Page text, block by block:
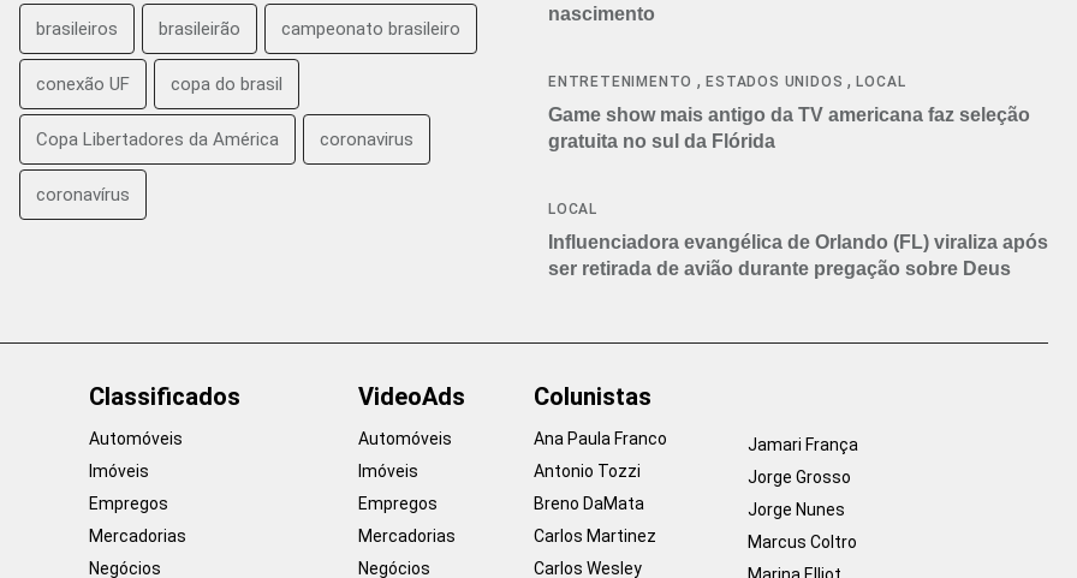
brasileiros brasileirão campeonato brasileiro
conexão UF copa do brasil
Copa Libertadores da América coronavirus
coronavírus
nascimento
ENTRETENIMENTO ,ESTADOS UNIDOS ,LOCAL
Game show mais antigo da TV americana faz seleção
gratuita no sul da Flórida
LOCAL
Influenciadora evangélica de Orlando (FL) viraliza após
ser retirada de avião durante pregação sobre Deus
Classificados
Automóveis
Imóveis
Empregos
Mercadorias
Negócios
VideoAds
Automóveis
Imóveis
Empregos
Mercadorias
Negócios
Colunistas
Ana Paula Franco
Antonio Tozzi
Breno DaMata
Carlos Martinez
Carlos Wesley
Jamari França
Jorge Grosso
Jorge Nunes
Marcus Coltro